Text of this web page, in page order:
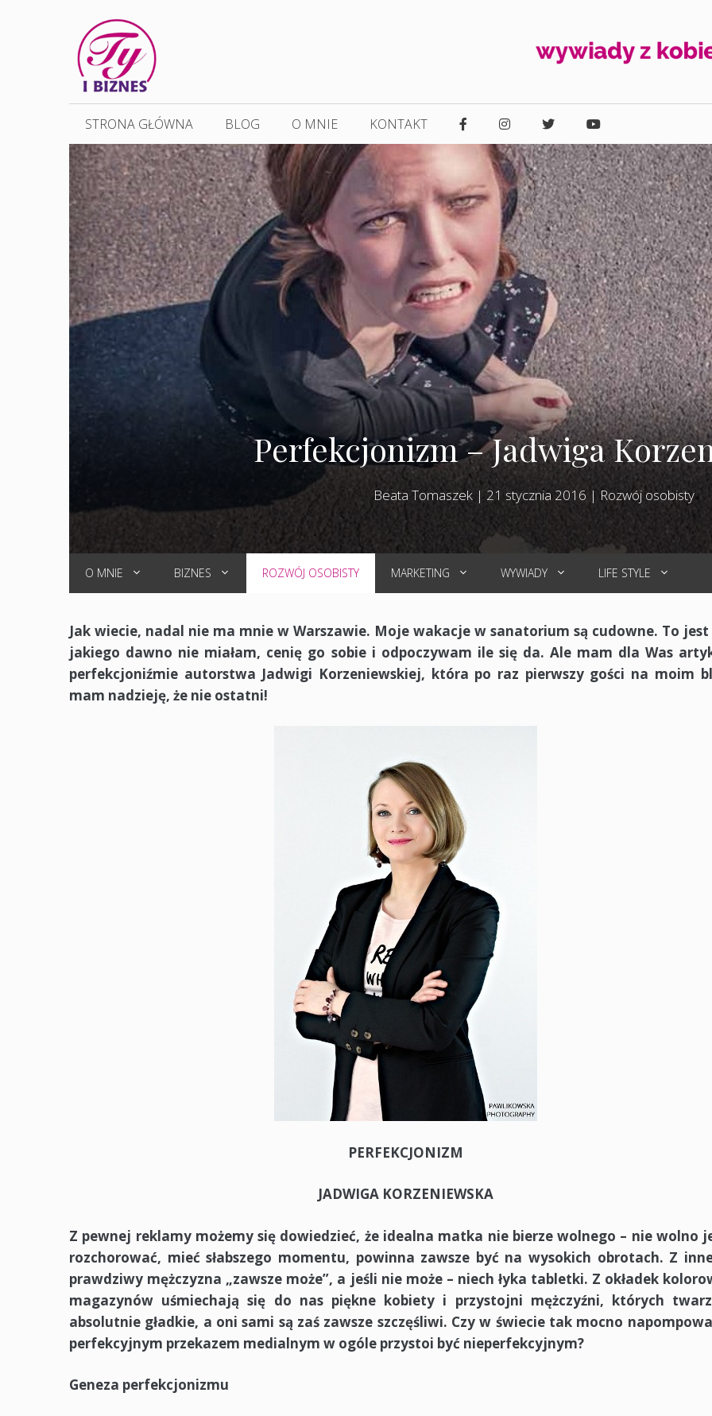
STRONA GŁÓWNA BLOG O MNIE KONTAKT
Perfekcjonizm – Jadwiga
Beata Tomaszek | 21 stycznia 2016 | Rozwój osobisty
O MNIE BIZNES ROZWÓJ OSOBISTY MARKETING WYWIADY LIFE STYLE
Jak wiecie, nadal nie ma mnie w Warszawie. Moje wakacje w sanatorium są cudowne. To jest
jakiego dawno nie miałam, cenię go sobie i odpoczywam ile się da. Ale mam dla Was
perfekcjoniźmie autorstwa Jadwigi Korzeniewskiej, która po raz pierwszy gości na moim
mam nadzieję, że nie ostatni!
PERFEKCJONIZM
JADWIGA KORZENIEWSKA
Z pewnej reklamy możemy się dowiedzieć, że idealna matka nie bierze wolnego – nie wolno
rozchorować, mieć słabszego momentu, powinna zawsze być na wysokich obrotach. Z
prawdziwy mężczyzna „zawsze może”, a jeśli nie może – niech łyka tabletki. Z okładek
magazynów uśmiechają się do nas piękne kobiety i przystojni mężczyźni, których
absolutnie gładkie, a oni sami są zaś zawsze szczęśliwi. Czy w świecie tak mocno
perfekcyjnym przekazem medialnym w ogóle przystoi być nieperfekcyjnym?
Geneza perfekcjonizmu